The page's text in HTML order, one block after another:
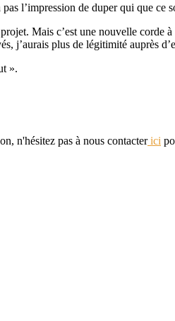
l’impression de duper qui que ce
Mais c’est une nouvelle corde
j’aurais plus de légitimité auprès
».
n'hésitez pas à nous contacterici